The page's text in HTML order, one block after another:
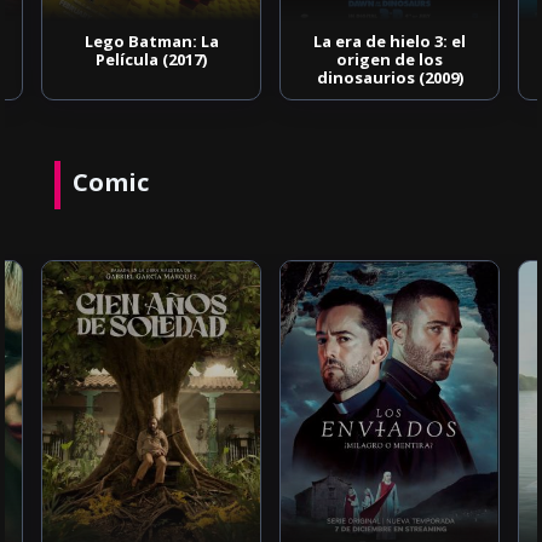
Lego Batman: La
Película (2017)
La era de hielo 3: el
origen de los
dinosaurios (2009)
Comic